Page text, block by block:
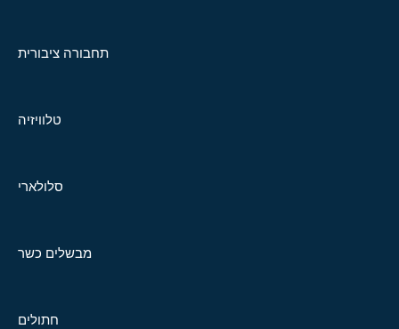
תחבורה ציבורית
טלוויזיה
סלולארי
מבשלים כשר
חתולים